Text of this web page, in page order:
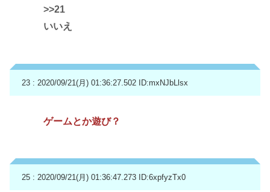
>>21
いいえ
23 : 2020/09/21(月) 01:36:27.502 ID:mxNJbLlsx
ゲームとか遊び？
25 : 2020/09/21(月) 01:36:47.273 ID:6xpfyzTx0